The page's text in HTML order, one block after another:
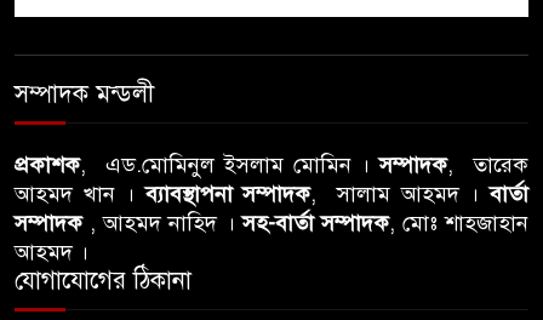
৭
আবু তালহা চৌধুরী দ্বিতীয় বারের
মত টাওয়ার হ‍্যামলেটস কাউন্সিলের
কাউন্সিলার নির্বাচিত
৮
৯
সম্পাদক মন্ডলী
প্রকাশক, এড.মোমিনুল ইসলাম মোমিন ।সম্পাদক, তারেক
আহমদ খান ।ব্যাবস্থাপনা সম্পাদক, সালাম আহমদ ।বার্তা
সম্পাদক, আহমদ নাহিদ ।সহ-বার্তা সম্পাদক, মোঃ শাহজাহান
আহমদ ।
যোগাযোগের ঠিকানা